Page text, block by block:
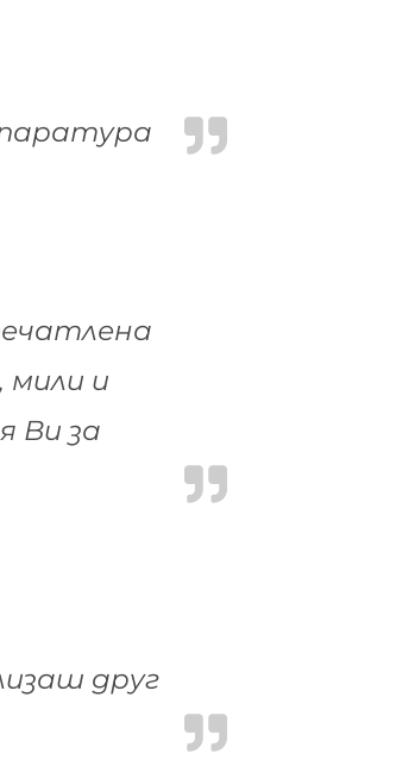
и
Ви за
друг